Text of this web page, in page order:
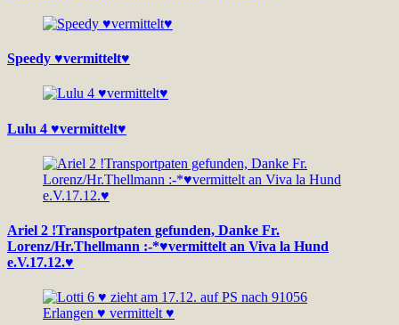
Speedy ♥vermittelt♥
Lulu 4 ♥vermittelt♥
Ariel 2 !Transportpaten gefunden, Danke Fr.
Lorenz/Hr.Thellmann :-*♥vermittelt an Viva la Hund
e.V.17.12.♥